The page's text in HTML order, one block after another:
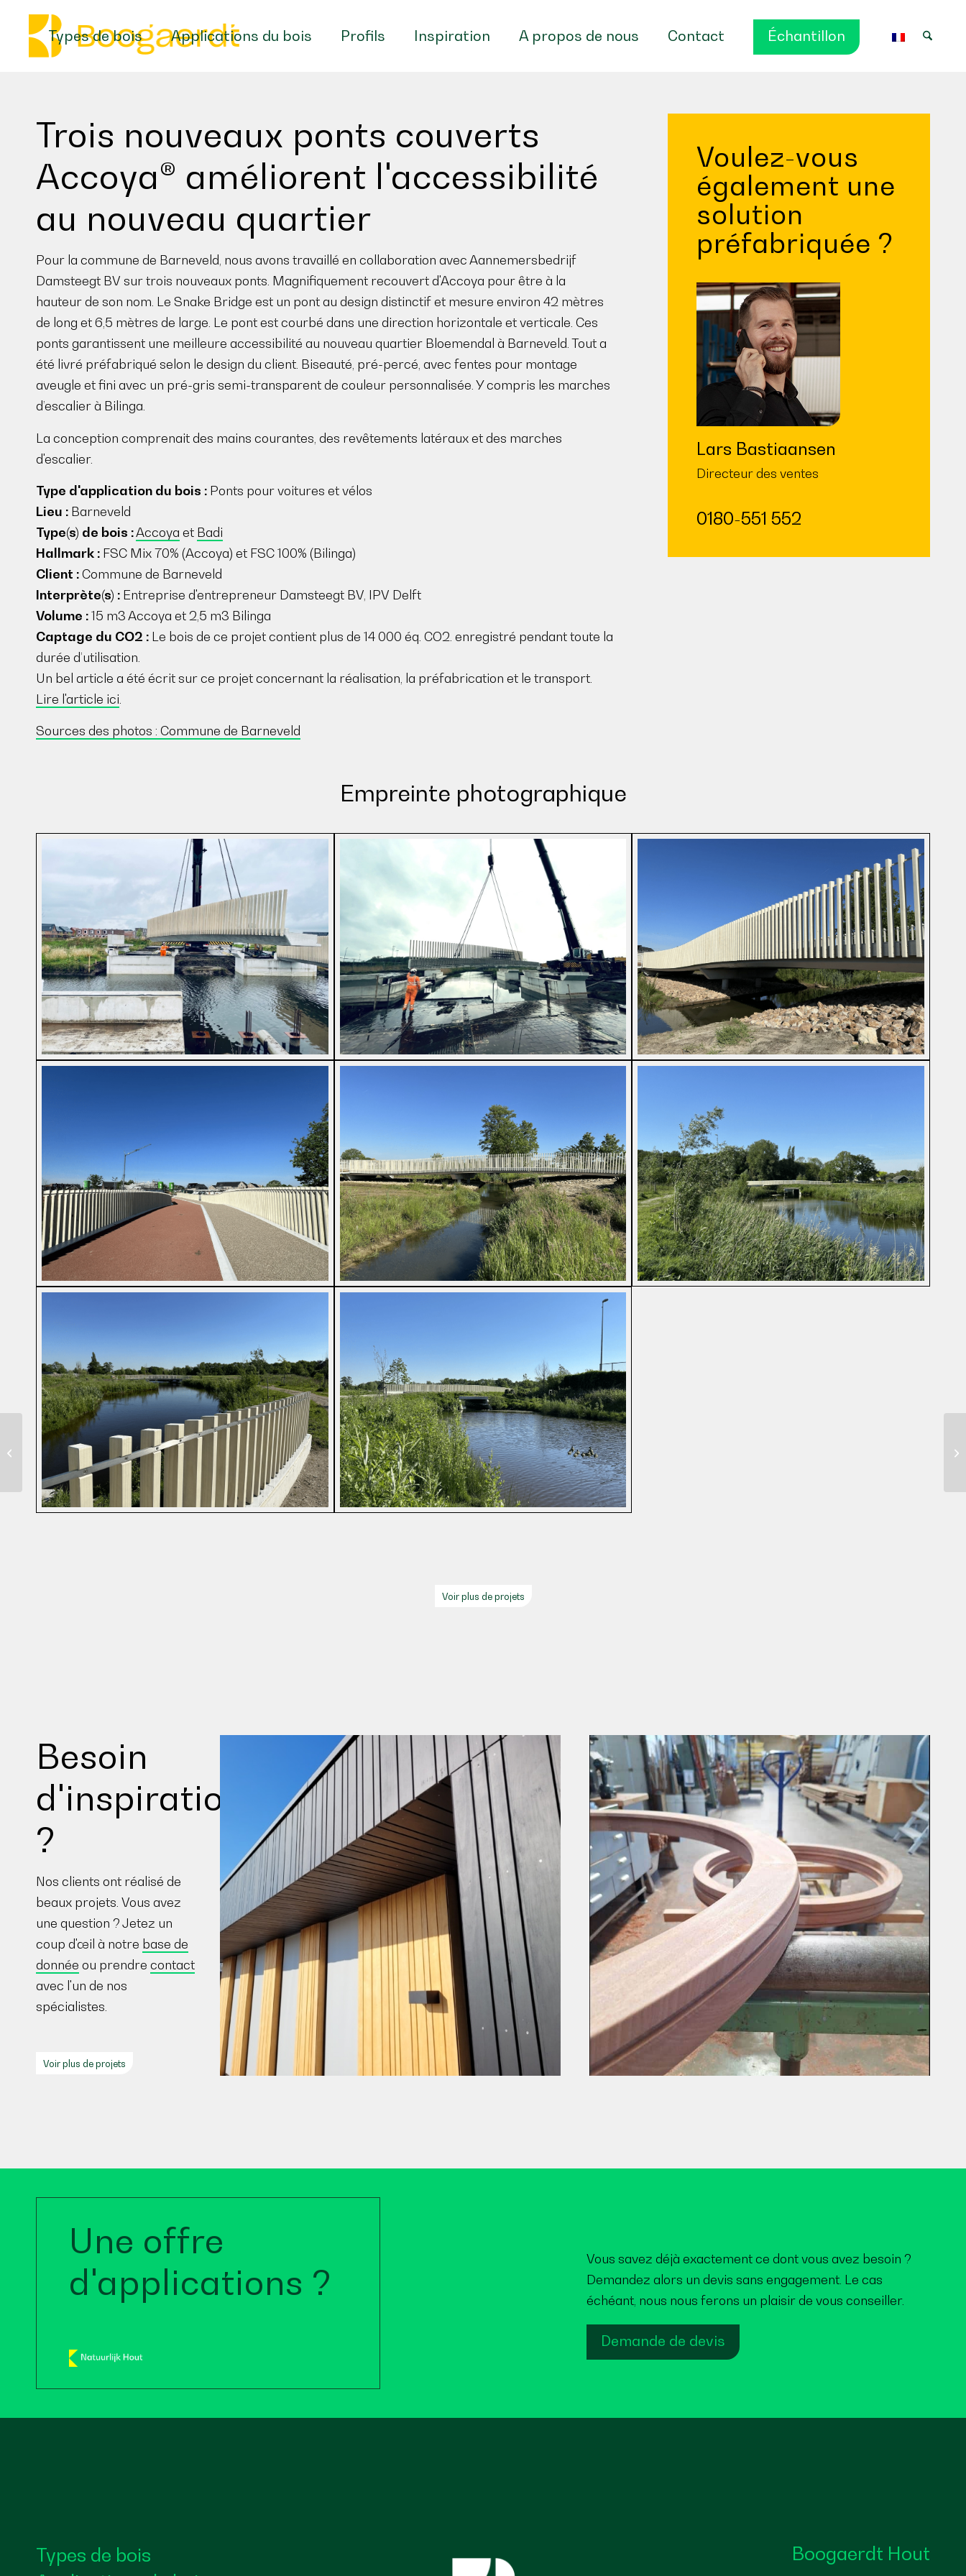
Types de bois Applications du bois Profils Inspiration A propos de nous Contact Échantillon
Trois nouveaux ponts couverts
Accoya® améliorent l'accessibilité
au nouveau quartier
Pour la commune de Barneveld, nous avons travaillé en collaboration avec Aannemersbedrijf
Damsteegt BV sur trois nouveaux ponts. Magnifiquement recouvert d'Accoya pour être à la
hauteur de son nom. Le Snake Bridge est un pont au design distinctif et mesure environ 42 mètres
de long et 6,5 mètres de large. Le pont est courbé dans une direction horizontale et verticale. Ces
ponts garantissent une meilleure accessibilité au nouveau quartier Bloemendal à Barneveld. Tout a
été livré préfabriqué selon le design du client. Biseauté, pré-percé, avec fentes pour montage
aveugle et fini avec un pré-gris semi-transparent de couleur personnalisée. Y compris les marches
d’escalier à Bilinga.
La conception comprenait des mains courantes, des revêtements latéraux et des marches
d'escalier.
Type d'application du bois : Ponts pour voitures et vélos
Lieu : Barneveld
Type(s) de bois :Accoya et Badi
Hallmark : FSC Mix 70% (Accoya) et FSC 100% (Bilinga)
Client :Commune de Barneveld
Interprète(s) : Entreprise d'entrepreneur Damsteegt BV, IPV Delft
Volume :15 m3 Accoya et 2,5 m3 Bilinga
Captage du CO2 : Le bois de ce projet contient plus de 14 000 éq. CO2. enregistré pendant toute la
durée d’utilisation.
Un bel article a été écrit sur ce projet concernant la réalisation, la préfabrication et le transport.
Lire l'article ici
Sources des photos : Commune de Barneveld
Voulez-vous
également une
solution
préfabriquée ?
Lars Bastiaansen
Directeur des ventes
0180-551 552
Empreinte photographique
Voir plus de projets
Besoin
d'inspiration
?
Nos clients ont réalisé de
beaux projets. Vous avez
une question ? Jetez un
coup d'œil à notre base de
donnée ou prendre contact
avec l'un de nos
spécialistes.
Voir plus de projets
Une offre
d'applications ?
Vous savez déjà exactement ce dont vous avez besoin ?
Demandez alors un devis sans engagement. Le cas
échéant, nous nous ferons un plaisir de vous conseiller.
Demande de devis
Types de bois
Boogaerdt Hout
Demoiselle azur |